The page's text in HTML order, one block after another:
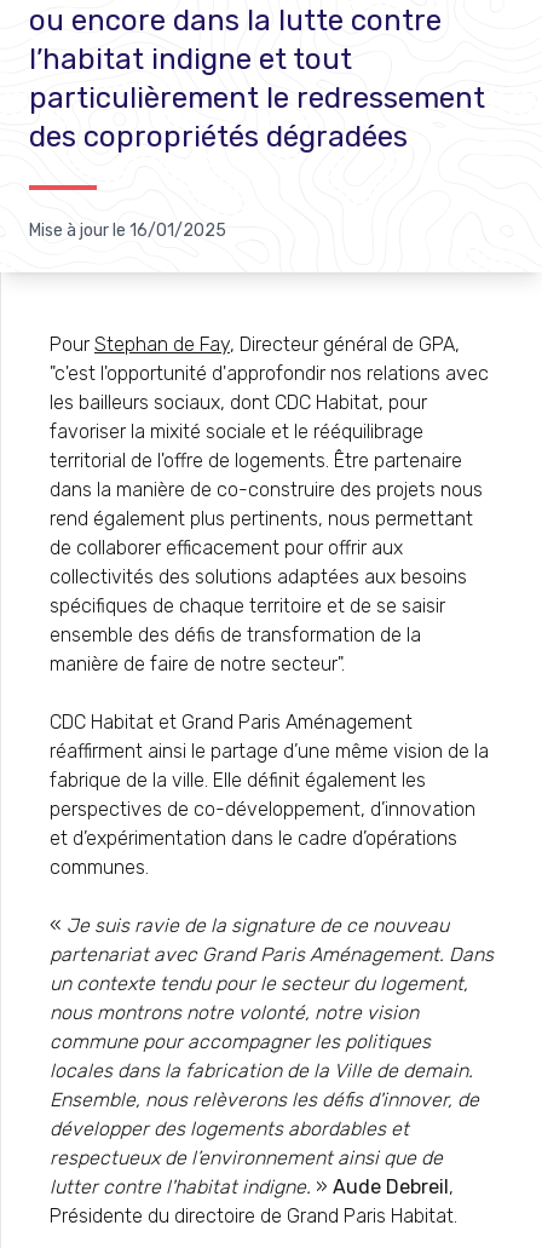
ou encore dans la lutte contre
l’habitat indigne et tout
particulièrement le redressement
des copropriétés dégradées
Mise à jour le 16/01/2025
Pour Stephan de Fay, Directeur général de GPA,
"c'est l'opportunité d'approfondir nos relations avec
les bailleurs sociaux, dont CDC Habitat, pour
favoriser la mixité sociale et le rééquilibrage
territorial de l'offre de logements. Être partenaire
dans la manière de co-construire des projets nous
rend également plus pertinents, nous permettant
de collaborer efficacement pour offrir aux
collectivités des solutions adaptées aux besoins
spécifiques de chaque territoire et de se saisir
ensemble des défis de transformation de la
manière de faire de notre secteur".
CDC Habitat et Grand Paris Aménagement
réaffirment ainsi le partage d’une même vision de la
fabrique de la ville. Elle définit également les
perspectives de co-développement, d’innovation
et d’expérimentation dans le cadre d’opérations
communes.
« Je suis ravie de la signature de ce nouveau
partenariat avec Grand Paris Aménagement. Dans
un contexte tendu pour le secteur du logement,
nous montrons notre volonté, notre vision
commune pour accompagner les politiques
locales dans la fabrication de la Ville de demain.
Ensemble, nous relèverons les défis d'innover, de
développer des logements abordables et
respectueux de l’environnement ainsi que de
lutter contre l'habitat indigne. » Aude Debreil,
Présidente du directoire de Grand Paris Habitat.